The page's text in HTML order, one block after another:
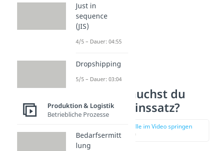
Warum brauchst du
den Lagerzinssatz?
zur Stelle im Video springen
(00:55)
Just in
sequence
(JIS)
4/5 – Dauer: 04:55
Dropshipping
5/5 – Dauer: 03:04
Produktion & Logistik
Betriebliche Prozesse
Bedarfsermitt
lung